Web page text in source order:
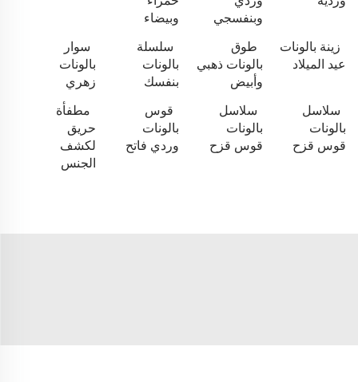
وبنفسجي
وبيضاء
زينة بالونات
عيد الميلاد
طوق
بالونات ذهبي
وأبيض
سلسلة
بالونات
بنفسك
سوار
بالونات
زهري
سلاسل
بالونات
قوس قزح
سلاسل
بالونات
قوس قزح
قوس
بالونات
وردي فاتح
مطفأة
حريق
لكشف
الجنس